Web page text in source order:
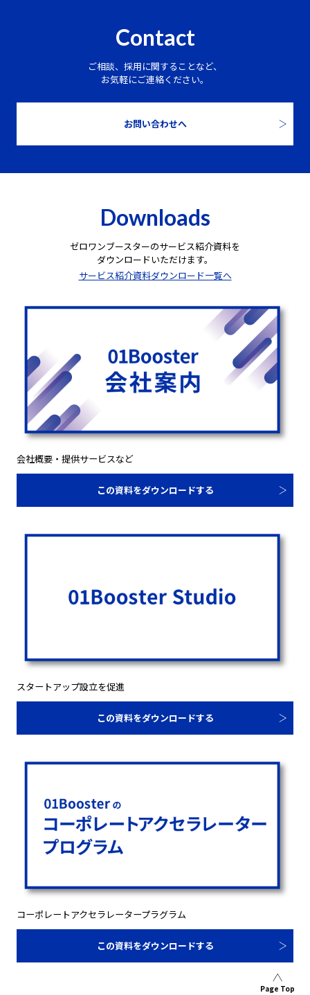
Contact
ご相談、採用に関することなど、
お気軽にご連絡ください。
お問い合わせへ
Downloads
ゼロワンブースターのサービス紹介資料を
ダウンロードいただけます。
サービス紹介資料ダウンロード一覧へ
会社概要・提供サービスなど
この資料をダウンロードする
スタートアップ設立を促進
この資料をダウンロードする
コーポレートアクセラレータープラグラム
この資料をダウンロードする
Page Top